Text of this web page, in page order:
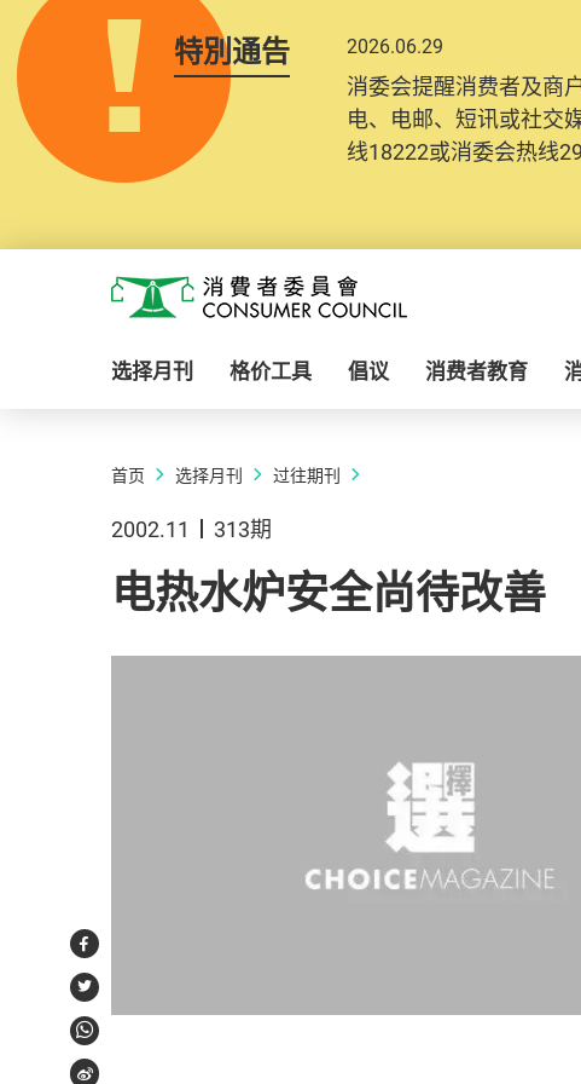
特別通告 2026.06.29
消委会提醒消费者及商
电、电邮、短讯或社交
线18222或消委会热线
消费者委员会
选择月刊 格价工具 倡议 消费者教育
首页 选择月刊 过往期刊
2002.11 313期
电热水炉安全尚待改善
Facebook
Twitter
WhatsApp